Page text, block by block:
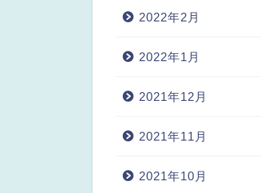
2022年2月
2022年1月
2021年12月
2021年11月
2021年10月